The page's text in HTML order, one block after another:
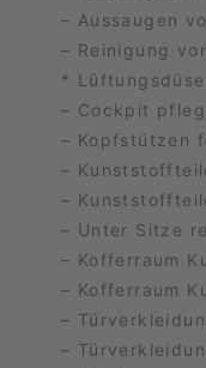
– Aussaugen
– Reinigung
*
– Cockpit
– Kopfstützen
–
–
– Unter Sitze
– Kofferraum
– Kofferraum
–
–